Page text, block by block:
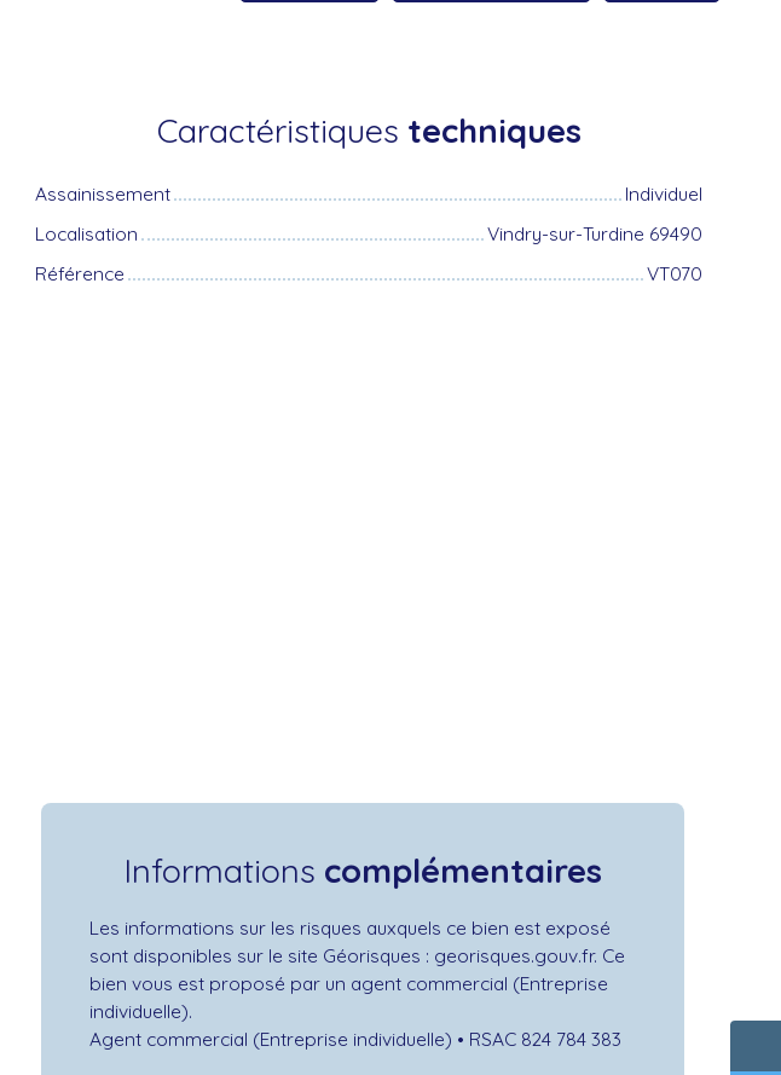
Caractéristiques techniques
Assainissement
Individuel
Localisation
Vindry-sur-Turdine 69490
Référence
VT070
Informations complémentaires
Les informations sur les risques auxquels ce bien est exposé
sont disponibles sur le site Géorisques : georisques.gouv.fr. Ce
bien vous est proposé par un agent commercial (Entreprise
individuelle).
Agent commercial (Entreprise individuelle) • RSAC 824 784 383